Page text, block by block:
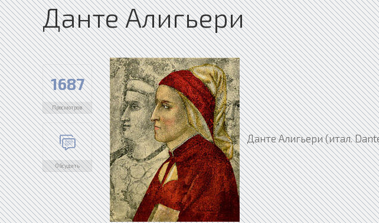
Данте Алигьери
1687
Просмотров
Обсудить
Данте Алигьери (итал.